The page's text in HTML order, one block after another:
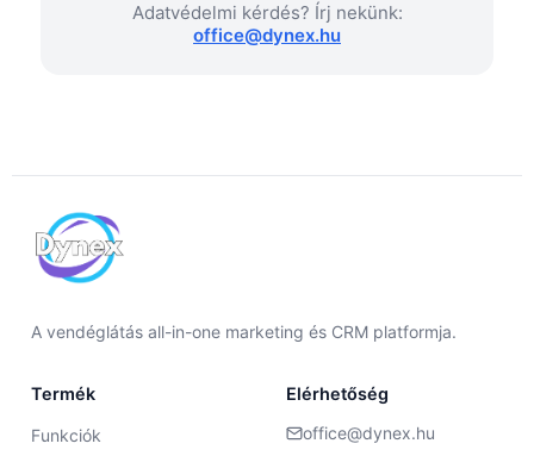
Adatvédelmi kérdés? Írj nekünk:
office@dynex.hu
A vendéglátás all-in-one marketing és CRM platformja.
Termék
Funkciók
Elérhetőség
office@dynex.hu